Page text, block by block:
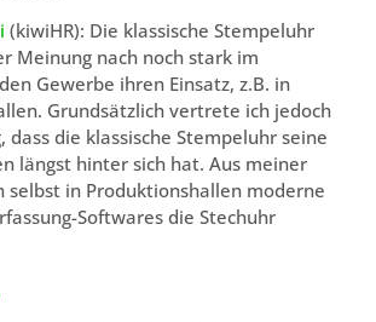
(kiwiHR): Die klassische Stempeluhr
Meinung nach noch stark im
Gewerbe ihren Einsatz, z.B. in
Grundsätzlich vertrete ich jedoch
dass die klassische Stempeluhr seine
längst hinter sich hat. Aus meiner
selbst in Produktionshallen moderne
Softwares die Stechuhr